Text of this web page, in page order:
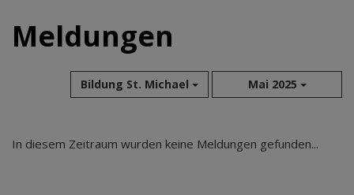
Meldungen
Bildung St. Michael Mai 2025
Aug 2026
In diesem Zeitraum wurden keine Meldungen gefunden...